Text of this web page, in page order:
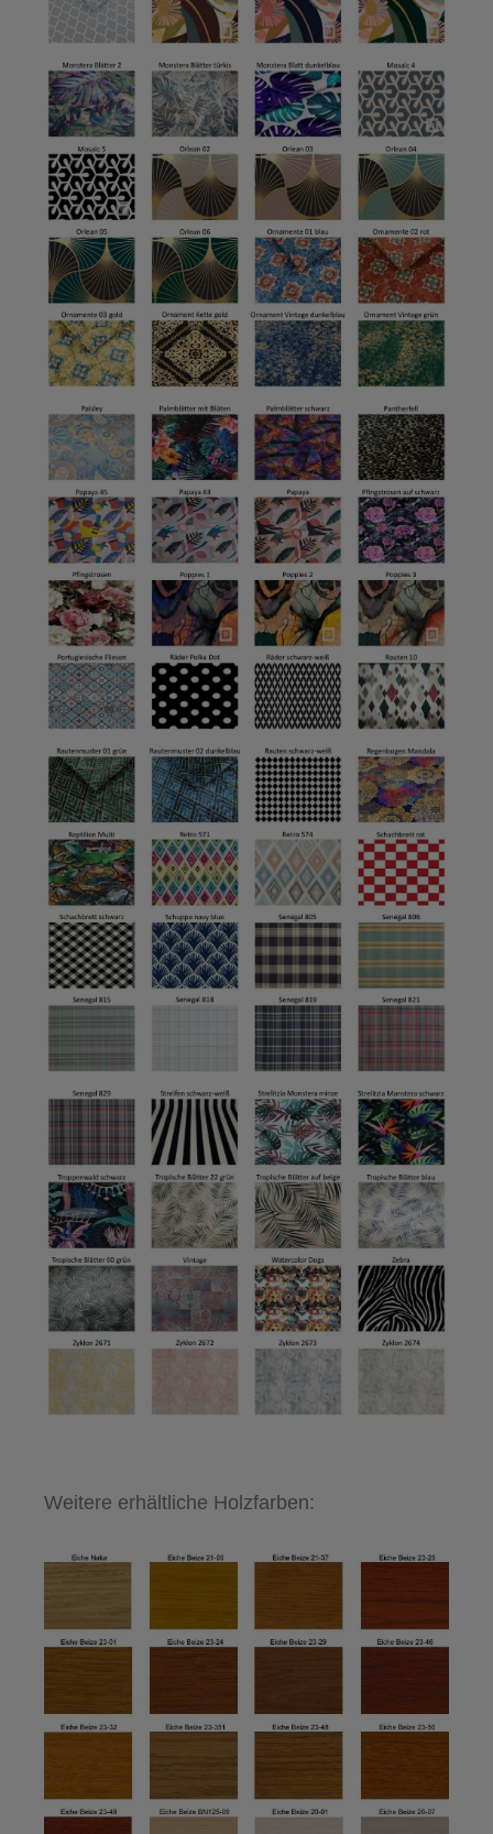
Weitere erhältliche Holzfarben: